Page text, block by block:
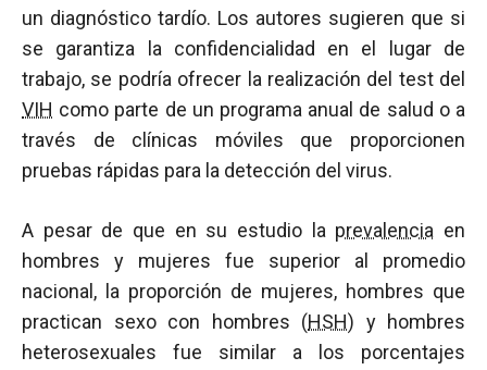
un diagnóstico tardío. Los autores sugieren que si
se garantiza la confidencialidad en el lugar de
trabajo, se podría ofrecer la realización del test del
VIH como parte de un programa anual de salud o a
través de clínicas móviles que proporcionen
pruebas rápidas para la detección del virus.
A pesar de que en su estudio la prevalencia en
hombres y mujeres fue superior al promedio
nacional, la proporción de mujeres, hombres que
practican sexo con hombres (HSH) y hombres
heterosexuales fue similar a los porcentajes